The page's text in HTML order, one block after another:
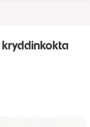
kommentarer